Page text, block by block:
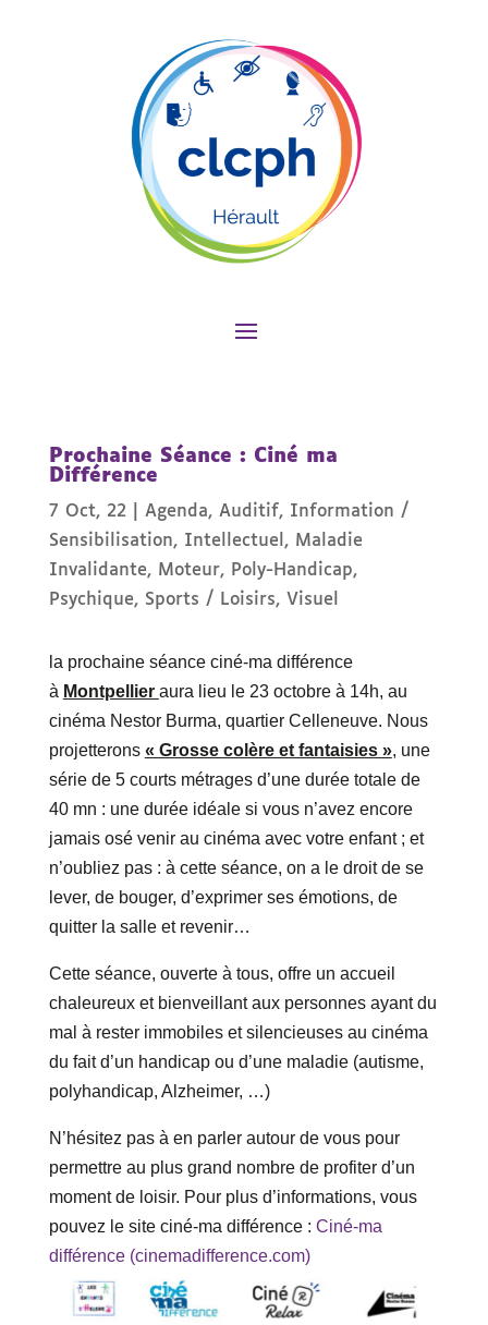
Prochaine Séance : Ciné ma
Différence
7 Oct, 22| Agenda, Auditif, Information /
Sensibilisation, Intellectuel , Maladie
Invalidante, Moteur, Poly-Handicap,
Psychique, Sports / Loisirs, Visuel
la prochaine séance ciné-ma différence
à Montpellier aura lieu le 23 octobre à 14h, au
cinéma Nestor Burma, quartier Celleneuve. Nous
projetterons « Grosse colère et fantaisies », une
série de 5 courts métrages d’une durée totale de
40 mn : une durée idéale si vous n’avez encore
jamais osé venir au cinéma avec votre enfant ; et
n’oubliez pas : à cette séance, on a le droit de se
lever, de bouger, d’exprimer ses émotions, de
quitter la salle et revenir…
Cette séance, ouverte à tous, offre un accueil
chaleureux et bienveillant aux personnes ayant du
mal à rester immobiles et silencieuses au cinéma
du fait d’un handicap ou d’une maladie (autisme,
polyhandicap, Alzheimer, …)
N’hésitez pas à en parler autour de vous pour
permettre au plus grand nombre de profiter d’un
moment de loisir. Pour plus d’informations, vous
pouvez le site ciné-ma différence : Ciné-ma
différence (cinemadifference.com)